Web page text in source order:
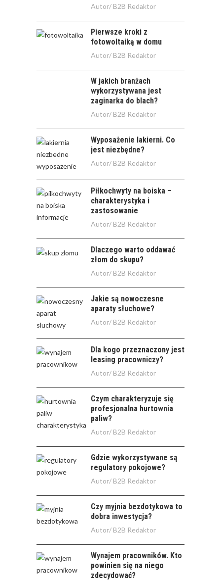
Autor/ B2B Redaktor
Pierwsze kroki z
fotowoltaiką w domu
Autor/ B2B Redaktor
W jakich branżach
wykorzystywana jest
zaginarka do blach?
Autor/ B2B Redaktor
Wyposażenie lakierni. Co
jest niezbędne?
Autor/ B2B Redaktor
Piłkochwyty na boiska –
charakterystyka i
zastosowanie
Autor/ B2B Redaktor
Dlaczego warto oddawać
złom do skupu?
Autor/ B2B Redaktor
Jakie są nowoczesne
aparaty słuchowe?
Autor/ B2B Redaktor
Dla kogo przeznaczony jest
leasing pracowniczy?
Autor/ B2B Redaktor
Czym charakteryzuje się
profesjonalna hurtownia
paliw?
Autor/ B2B Redaktor
Gdzie wykorzystywane są
regulatory pokojowe?
Autor/ B2B Redaktor
Czy myjnia bezdotykowa to
dobra inwestycja?
Autor/ B2B Redaktor
Wynajem pracowników. Kto
powinien się na niego
zdecydować?